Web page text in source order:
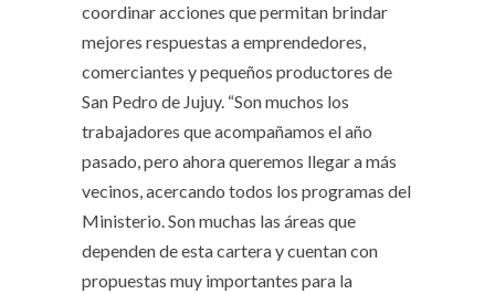
coordinar acciones que permitan brindar
mejores respuestas a emprendedores,
comerciantes y pequeños productores de
San Pedro de Jujuy. “Son muchos los
trabajadores que acompañamos el año
pasado, pero ahora queremos llegar a más
vecinos, acercando todos los programas del
Ministerio. Son muchas las áreas que
dependen de esta cartera y cuentan con
propuestas muy importantes para la